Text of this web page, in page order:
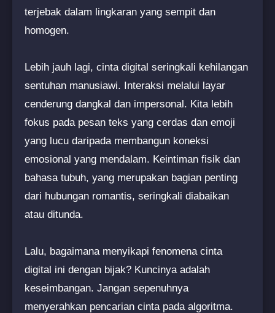
terjebak dalam lingkaran yang sempit dan
homogen.
Lebih jauh lagi, cinta digital seringkali kehilangan
sentuhan manusiawi. Interaksi melalui layar
cenderung dangkal dan impersonal. Kita lebih
fokus pada pesan teks yang cerdas dan emoji
yang lucu daripada membangun koneksi
emosional yang mendalam. Keintiman fisik dan
bahasa tubuh, yang merupakan bagian penting
dari hubungan romantis, seringkali diabaikan
atau ditunda.
Lalu, bagaimana menyikapi fenomena cinta
digital ini dengan bijak? Kuncinya adalah
keseimbangan. Jangan sepenuhnya
menyerahkan pencarian cinta pada algoritma.